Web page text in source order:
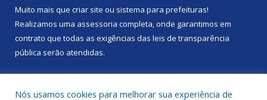
Muito mais que criar site ou sistema para prefeituras!
Realizamos uma assessoria completa, onde garantimos em
contrato que todas as exigências das leis de transparência
pública serão atendidas.
Nós usamos cookies para melhorar sua experiência de